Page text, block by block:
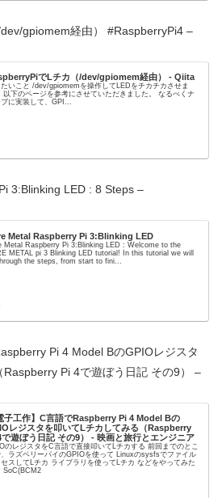
gpiomem経由） #RaspberryPi4 –
でLチカ（/dev/gpiomem経由） - Qiita
いこと /dev/gpiomemを操作してLEDをチカチカさせま
以下のページを参考にさせていただきました。 なるべくナ
ブに実装して、GPI...
3:Blinking LED : 8 Steps –
Metal Raspberry Pi 3:Blinking LED
Metal Raspberry Pi 3:Blinking LED : Welcome to the
METAL pi 3 Blinking LED tutorial! In this tutorial we will
the steps, from start to fini...
Pi 4 Model BのGPIOレジスタ
Raspberry Pi 4で遊ぼう日記 その9） –
子工作】C言語でRaspberry Pi 4 Model Bの
レジスタを叩いてLチカしてみる（Raspberry
で遊ぼう日記 その9） - 映画と旅行とエンジニア
のレジスタをC言語で直接叩いてLチカする 前回までのとこ
、ラズベリーパイのGPIOを使って Linuxのsysfsでファイル
セスしてLチカ ライブラリを使ってLチカ などをやってみた
SoC(BCM2